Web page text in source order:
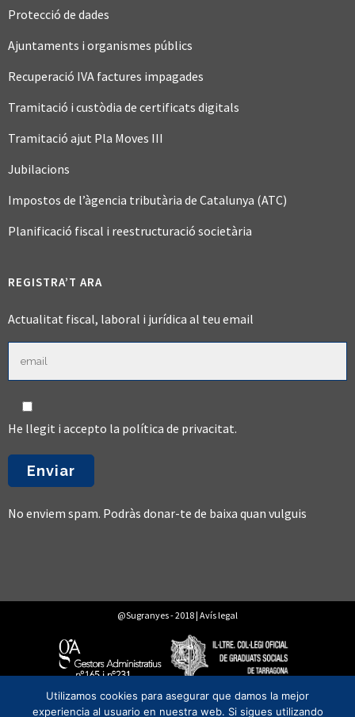
Protecció de dades
Ajuntaments i organismes públics
Recuperació IVA factures impagades
Tramitació i custòdia de certificats digitals
Tramitació ajut Pla Moves III
Jubilacions
Impostos de l’àgencia tributària de Catalunya (ATC)
Planificació fiscal i reestructuració societària
REGISTRA’T ARA
Actualitat fiscal, laboral i jurídica al teu email
He llegit i accepto la política de privacitat.
No enviem spam. Podràs donar-te de baixa quan vulguis
@Sugranyes - 2018 | Avís legal
Utilizamos cookies para asegurar que damos la mejor
experiencia al usuario en nuestra web. Si sigues utilizando